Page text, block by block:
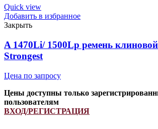
ремень
клиновой
INDFORCE
Strongest
quantity
Quick view
Добавить в избранное
Закрыть
A 1470Li/ 1500Lp ремень
Strongest
Цена по запросу
Цены доступны только
пользователям
ВХОД/РЕГИСТРАЦИЯ